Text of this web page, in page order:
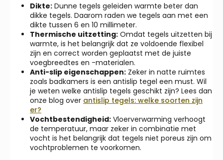
Dikte: Dunne tegels geleiden warmte beter dan
dikke tegels. Daarom raden we tegels aan met een
dikte tussen 6 en 10 millimeter.
Thermische uitzetting: Omdat tegels uitzetten bij
warmte, is het belangrijk dat ze voldoende flexibel
zijn en correct worden geplaatst met de juiste
voegbreedtes en -materialen.
Anti-slip eigenschappen: Zeker in natte ruimtes
zoals badkamers is een antislip tegel een must. Wil
je weten welke antislip tegels geschikt zijn? Lees dan
onze blog over antislip tegels: welke soorten zijn
er?
Vochtbestendigheid: Vloerverwarming verhoogt
de temperatuur, maar zeker in combinatie met
vocht is het belangrijk dat tegels niet poreus zijn om
vochtproblemen te voorkomen.